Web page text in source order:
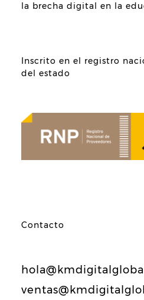
la brecha digital en la
Inscrito en el registro
del estado
Contacto